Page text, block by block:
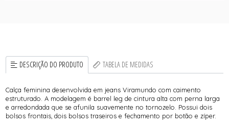
DESCRIÇÃO DO PRODUTO TABELA DE MEDIDAS
Calça feminina desenvolvida em jeans Viramundo com caimento
estruturado. A modelagem é barrel leg de cintura alta com perna larga
e arredondada que se afunila suavemente no tornozelo. Possui dois
bolsos frontais, dois bolsos traseiros e fechamento por botão e zíper.